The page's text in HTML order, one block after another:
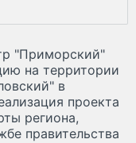
"Приморский"
на территории
в
проекта
региона,
правительства